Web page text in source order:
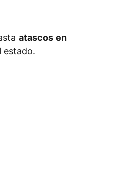
atascos en
estado.